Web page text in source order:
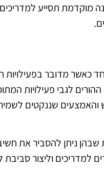
מוקדמת תסייע
מדובר בפעילויות
לגבי פעילויות
שננקטים
ניתן להסביר את
למדריכים וליצור